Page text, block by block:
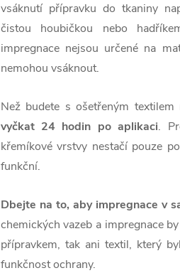
vsáknutí přípravku do tkaniny
čistou houbičkou nebo
impregnace nejsou určené na
nemohou vsáknout.
Než budete s ošetřeným
vyčkat 24 hodin po aplikaci.
křemíkové vrstvy nestačí pouze
funkční.
Dbejte na to, aby impregnace v
chemických vazeb a impregnace
přípravkem, tak ani textil, který
funkčnost ochrany.